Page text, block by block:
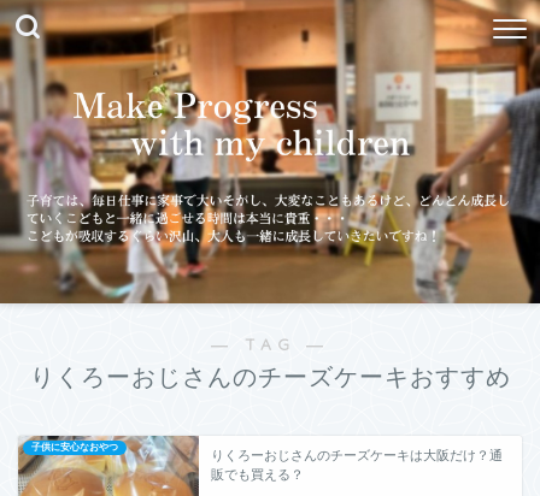
― TAG ―
りくろーおじさんのチーズケーキおすすめ
子供に安心なおやつ
りくろーおじさんのチーズケーキは大阪だけ？通
販でも買える？